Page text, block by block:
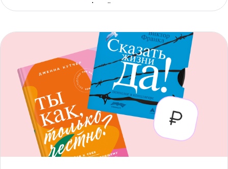
с доступом офлайн